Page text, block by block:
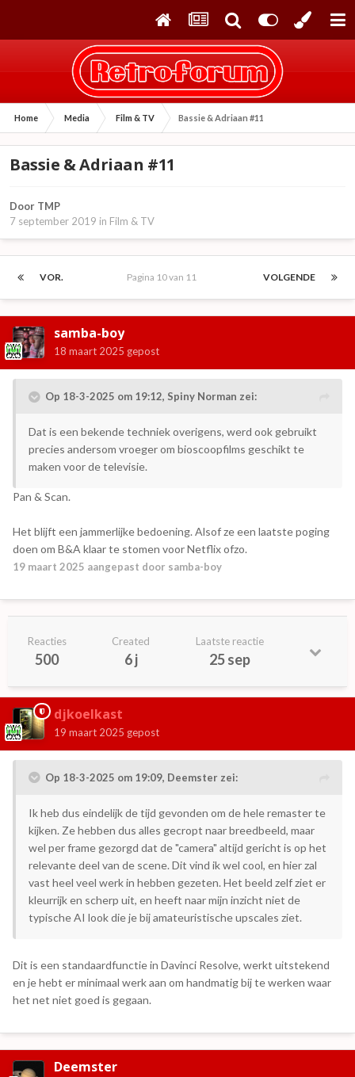
Home Media Film & TV Bassie & Adriaan #11
Bassie & Adriaan #11
Door TMP
7 september 2019 in Film & TV
VOR. VOLGENDE
Pagina 10 van 11
samba-boy
18 maart 2025 gepost
Op 18-3-2025 om 19:12, Spiny Norman zei:
Dat is een bekende techniek overigens, werd ook gebruikt
precies andersom vroeger om bioscoopfilms geschikt te
maken voor de televisie.
Pan & Scan.
Het blijft een jammerlijke bedoening. Alsof ze een laatste poging
doen om B&A klaar te stomen voor Netflix ofzo.
19 maart 2025 aangepast door samba-boy
Reacties
500
Created
6 j
Laatste reactie
25 sep
djkoelkast
19 maart 2025 gepost
Op 18-3-2025 om 19:09, Deemster zei:
Ik heb dus eindelijk de tijd gevonden om de hele remaster te
kijken. Ze hebben dus alles gecropt naar breedbeeld, maar
wel per frame gezorgd dat de "camera" altijd gericht is op het
relevante deel van de scene. Dit vind ik wel cool, en hier zal
vast heel veel werk in hebben gezeten. Het beeld zelf ziet er
kleurrijk en scherp uit, en heeft naar mijn inzicht niet de
typische AI look die je bij amateuristische upscales ziet.
Dit is een standaardfunctie in Davinci Resolve, werkt uitstekend
en je hebt er minimaal werk aan om handmatig bij te werken waar
het net niet goed is gegaan.
Deemster